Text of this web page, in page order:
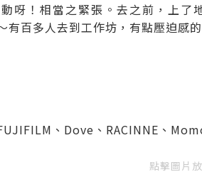
呀！相當之緊張。去之前，上了
有百多人去到工作坊，有點壓迫
、 Dove、 RACINNE、
點擊圖片